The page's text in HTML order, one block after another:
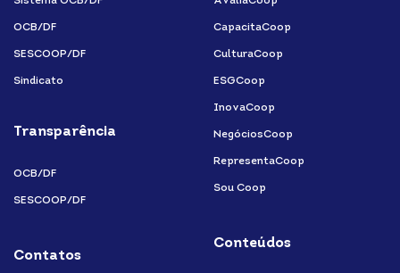
OCB/DF
SESCOOP/DF
Sindicato
Transparência
OCB/DF
SESCOOP/DF
Contatos
CapacitaCoop
CulturaCoop
ESGCoop
InovaCoop
NegóciosCoop
RepresentaCoop
Sou Coop
Conteúdos